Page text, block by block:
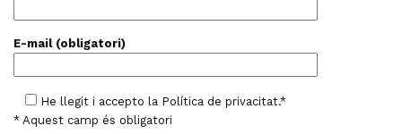
E-mail (obligatori)
He llegit i accepto la Política de privacitat.*
* Aquest camp és obligatori